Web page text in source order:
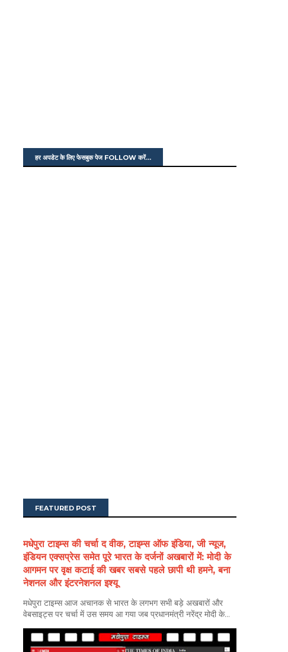
हर अपडेट के लिए फेसबुक पेज FOLLOW करें...
FEATURED POST
मधेपुरा टाइम्स की चर्चा द वीक, टाइम्स ऑफ इंडिया, जी न्यूज,
इंडियन एक्सप्रेस समेत पूरे भारत के दर्जनों अखबारों में: मोदी के
आगमन पर वृक्ष कटाई की खबर सबसे पहले छापी थी हमने, बना
नेशनल और इंटरनेशनल इश्यू
मधेपुरा टाइम्स आज अचानक से भारत के लगभग सभी बड़े अखबारों और
वेबसाइट्स पर चर्चा में उस समय आ गया जब प्रधानमंत्री नरेंद्र मोदी के...